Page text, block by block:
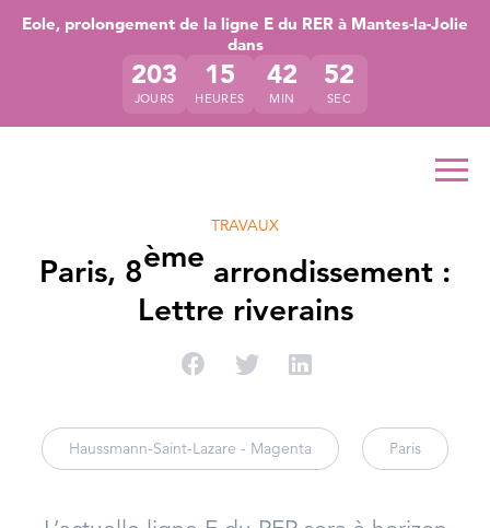
Accéder directement au contenu de la page
Accéder à la navigation principale
Accéder à la recherche
Eole, prolongement de la ligne E du RER à Mantes-la-Jolie
dans
203
JOURS
15
HEURES
42
MIN
52
SEC
TRAVAUX
Paris, 8ème arrondissement :
Lettre riverains
Partager sur Facebook
Partager sur Twitter
Haussmann-Saint-Lazare - Magenta Paris